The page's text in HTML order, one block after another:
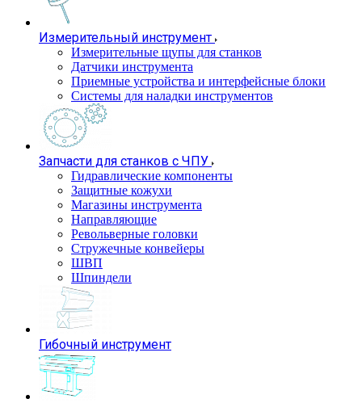
Измерительный инструмент
Измерительные щупы для станков
Датчики инструмента
Приемные устройства и интерфейсные блоки
Системы для наладки инструментов
Запчасти для станков с ЧПУ
Гидравлические компоненты
Защитные кожухи
Магазины инструмента
Направляющие
Револьверные головки
Стружечные конвейеры
ШВП
Шпиндели
Гибочный инструмент